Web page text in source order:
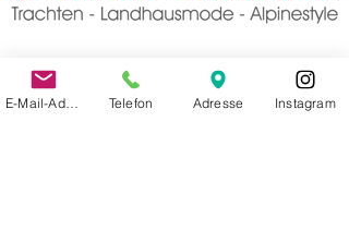
E-Mail-Adresse Telefon Adresse Instagram